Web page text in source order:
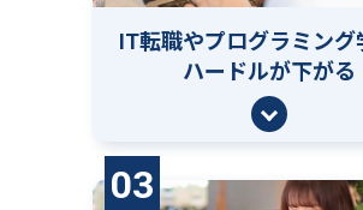
IT転職やプログラミング
ハードルが下がる
03